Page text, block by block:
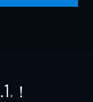
※ ！